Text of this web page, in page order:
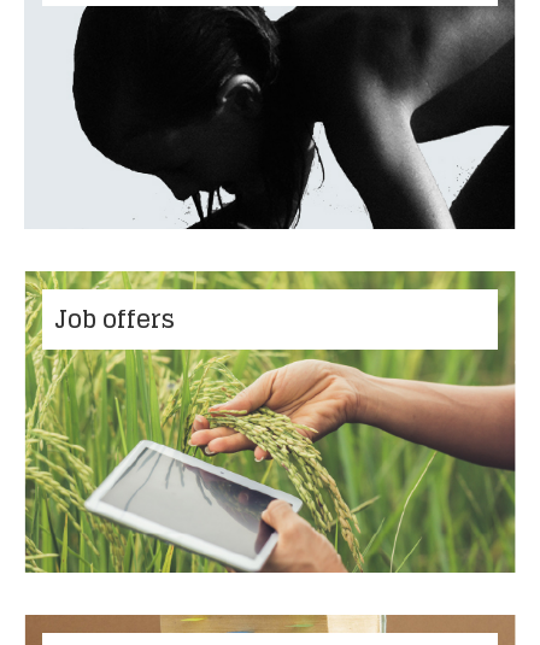
Job offers